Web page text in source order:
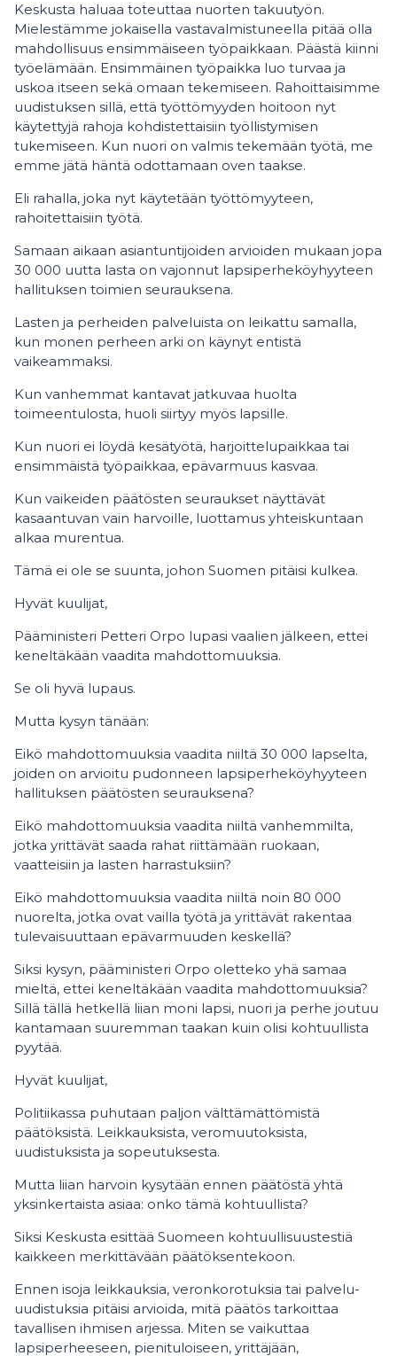
Keskusta haluaa toteuttaa nuorten takuutyön.
Mielestämme jokaisella vastavalmistuneella pitää olla
mahdollisuus ensimmäiseen työpaikkaan. Päästä kiinni
työelämään. Ensimmäinen työpaikka luo turvaa ja
uskoa itseen sekä omaan tekemiseen. Rahoittaisimme
uudistuksen sillä, että työttömyyden hoitoon nyt
käytettyjä rahoja kohdistettaisiin työllistymisen
tukemiseen. Kun nuori on valmis tekemään työtä, me
emme jätä häntä odottamaan oven taakse.
Eli rahalla, joka nyt käytetään työttömyyteen,
rahoitettaisiin työtä.
Samaan aikaan asiantuntijoiden arvioiden mukaan jopa
30 000 uutta lasta on vajonnut lapsiperheköyhyyteen
hallituksen toimien seurauksena.
Lasten ja perheiden palveluista on leikattu samalla,
kun monen perheen arki on käynyt entistä
vaikeammaksi.
Kun vanhemmat kantavat jatkuvaa huolta
toimeentulosta, huoli siirtyy myös lapsille.
Kun nuori ei löydä kesätyötä, harjoittelupaikkaa tai
ensimmäistä työpaikkaa, epävarmuus kasvaa.
Kun vaikeiden päätösten seuraukset näyttävät
kasaantuvan vain harvoille, luottamus yhteiskuntaan
alkaa murentua.
Tämä ei ole se suunta, johon Suomen pitäisi kulkea.
Hyvät kuulijat,
Pääministeri Petteri Orpo lupasi vaalien jälkeen, ettei
keneltäkään vaadita mahdottomuuksia.
Se oli hyvä lupaus.
Mutta kysyn tänään:
Eikö mahdottomuuksia vaadita niiltä 30 000 lapselta,
joiden on arvioitu pudonneen lapsiperheköyhyyteen
hallituksen päätösten seurauksena?
Eikö mahdottomuuksia vaadita niiltä vanhemmilta,
jotka yrittävät saada rahat riittämään ruokaan,
vaatteisiin ja lasten harrastuksiin?
Eikö mahdottomuuksia vaadita niiltä noin 80 000
nuorelta, jotka ovat vailla työtä ja yrittävät rakentaa
tulevaisuuttaan epävarmuuden keskellä?
Siksi kysyn, pääministeri Orpo oletteko yhä samaa
mieltä, ettei keneltäkään vaadita mahdottomuuksia?
Sillä tällä hetkellä liian moni lapsi, nuori ja perhe joutuu
kantamaan suuremman taakan kuin olisi kohtuullista
pyytää.
Hyvät kuulijat,
Politiikassa puhutaan paljon välttämättömistä
päätöksistä. Leikkauksista, veromuutoksista,
uudistuksista ja sopeutuksesta.
Mutta liian harvoin kysytään ennen päätöstä yhtä
yksinkertaista asiaa: onko tämä kohtuullista?
Siksi Keskusta esittää Suomeen kohtuullisuustestiä
kaikkeen merkittävään päätöksentekoon.
Ennen isoja leikkauksia, veronkorotuksia tai palvelu-
uudistuksia pitäisi arvioida, mitä päätös tarkoittaa
tavallisen ihmisen arjessa. Miten se vaikuttaa
lapsiperheeseen, pienituloiseen, yrittäjään,